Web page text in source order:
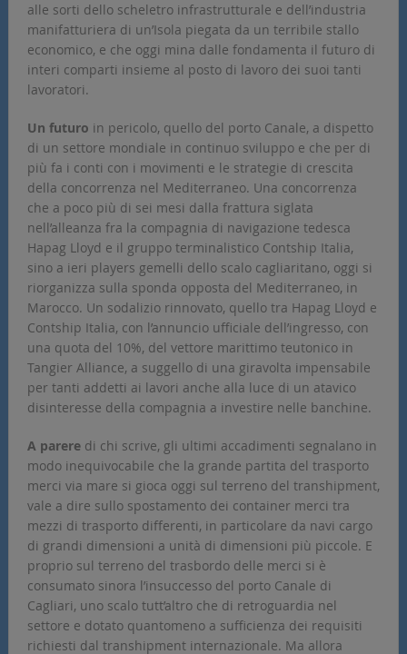
alle sorti dello scheletro infrastrutturale e dell’industria
manifatturiera di un’Isola piegata da un terribile stallo
economico, e che oggi mina dalle fondamenta il futuro di
interi comparti insieme al posto di lavoro dei suoi tanti
lavoratori.
Un futuro in pericolo, quello del porto Canale, a dispetto
di un settore mondiale in continuo sviluppo e che per di
più fa i conti con i movimenti e le strategie di crescita
della concorrenza nel Mediterraneo. Una concorrenza
che a poco più di sei mesi dalla frattura siglata
nell’alleanza fra la compagnia di navigazione tedesca
Hapag Lloyd e il gruppo terminalistico Contship Italia,
sino a ieri players gemelli dello scalo cagliaritano, oggi si
riorganizza sulla sponda opposta del Mediterraneo, in
Marocco. Un sodalizio rinnovato, quello tra Hapag Lloyd e
Contship Italia, con l’annuncio ufficiale dell’ingresso, con
una quota del 10%, del vettore marittimo teutonico in
Tangier Alliance, a suggello di una giravolta impensabile
per tanti addetti ai lavori anche alla luce di un atavico
disinteresse della compagnia a investire nelle banchine.
A pareredi chi scrive, gli ultimi accadimenti segnalano in
modo inequivocabile che la grande partita del trasporto
merci via mare si gioca oggi sul terreno del transhipment,
vale a dire sullo spostamento dei container merci tra
mezzi di trasporto differenti, in particolare da navi cargo
di grandi dimensioni a unità di dimensioni più piccole. E
proprio sul terreno del trasbordo delle merci si è
consumato sinora l’insuccesso del porto Canale di
Cagliari, uno scalo tutt’altro che di retroguardia nel
settore e dotato quantomeno a sufficienza dei requisiti
richiesti dal transhipment internazionale. Ma allora